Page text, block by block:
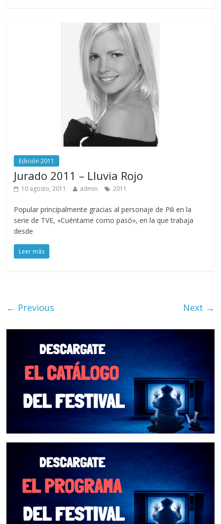
Edición 2011
Jurado 2011 – Lluvia Rojo
10 agosto, 2011 admin 2011
Popular principalmente gracias al personaje de Pili en la
serie de TVE, «Cuéntame como pasó», en la que trabaja
desde
Leer más
← Previous Next →